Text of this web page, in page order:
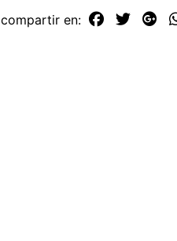
compartir en: